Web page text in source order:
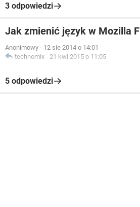
3 odpowiedzi
Jak zmienić język w Mozilla
Anonimowy - 12 sie 2014 o 14:01
technomix - 21 kwi 2015 o 11:05
5 odpowiedzi